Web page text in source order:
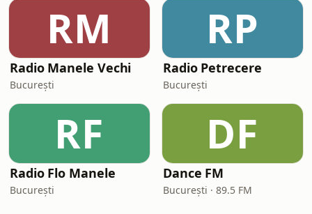
RM
Radio Manele Vechi
București
RP
Radio Petrecere
București
RF
Radio Flo Manele
București
DF
Dance FM
București · 89.5 FM